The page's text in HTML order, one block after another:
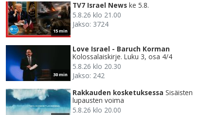
15 min
TV7 Israel News ke 5.8.
5.8.26 klo 21.00
Jakso: 3724
30 min
Love Israel - Baruch Korman
Kolossalaiskirje. Luku 3, osa 4/4
5.8.26 klo 20.30
Jakso: 242
Rakkauden kosketuksessa Sisäisten
lupausten voima
5.8.26 klo 20.00